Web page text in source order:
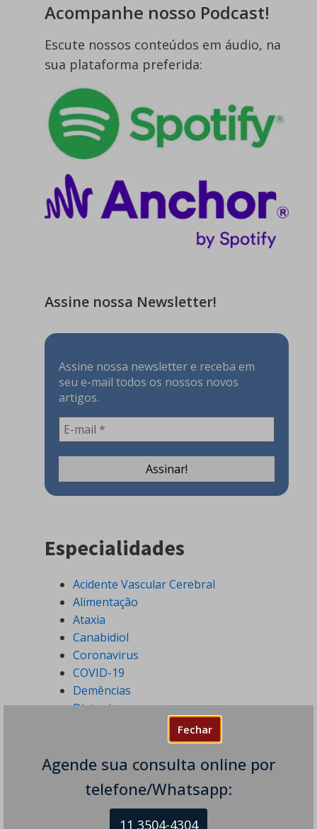
Fechar
Agende sua consulta online por
telefone/Whatsapp:
11 3504-4304
Acompanhe nosso Podcast!
Escute nossos conteúdos em áudio, na
sua plataforma preferida:
Assine nossa Newsletter!
Assine nossa newsletter e receba em
seu e-mail todos os nossos novos
artigos.
Especialidades
Acidente Vascular Cerebral
Alimentação
Ataxia
Canabidiol
Coronavirus
COVID-19
Demências
Distonia
Distúrbios do Movimento
Distúrbios do Sono
Doença de Alzheimer
Doenças Desmielinizantes
Doenças Neurodegenerativas